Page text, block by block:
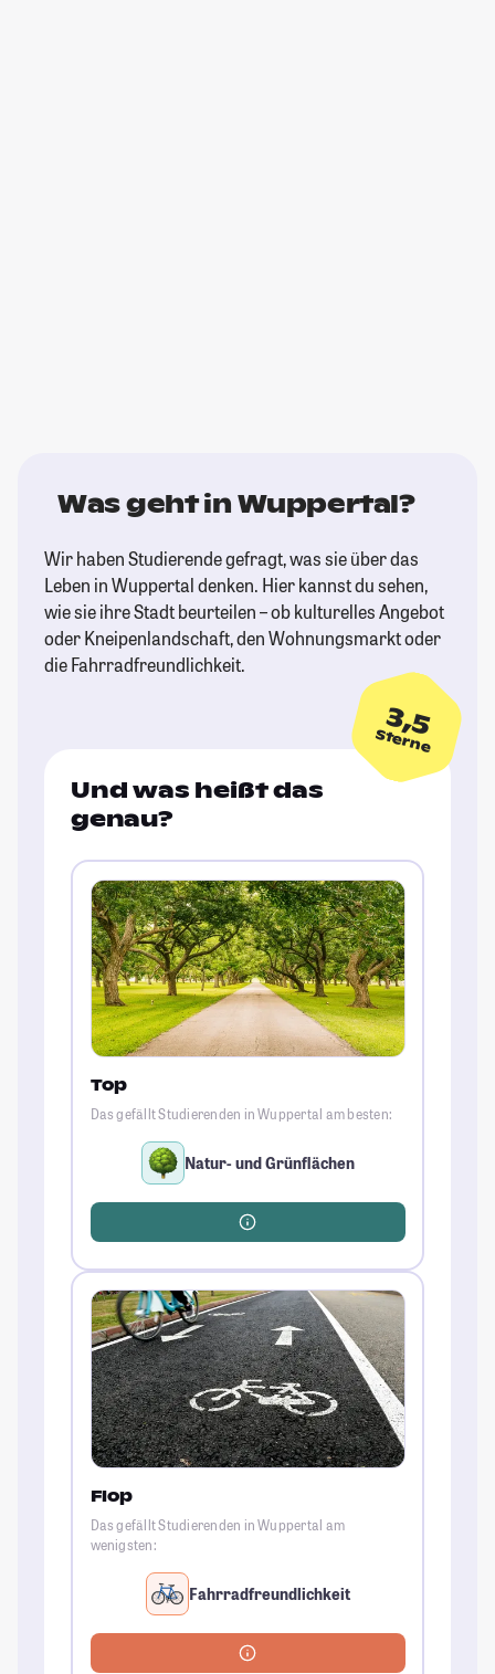
Was geht in Wuppertal?
Wir haben Studierende gefragt, was sie über das
Leben in Wuppertal denken. Hier kannst du sehen,
wie sie ihre Stadt beurteilen – ob kulturelles Angebot
oder Kneipenlandschaft, den Wohnungsmarkt oder
die Fahrradfreundlichkeit.
3,5
Sterne
Und was heißt das
genau?
Top
Das gefällt Studierenden in Wuppertal am besten:
Natur- und Grünflächen
Flop
Das gefällt Studierenden in Wuppertal am
wenigsten:
Fahrradfreundlichkeit